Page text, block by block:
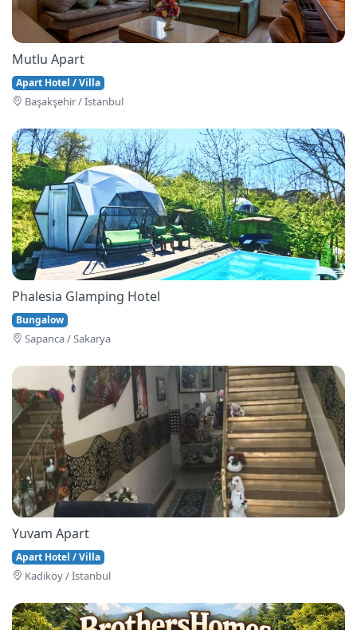
Mutlu Apart
Apart Hotel / Villa
Başakşehi̇r / İstanbul
Phalesia Glamping Hotel
Bungalow
Sapanca / Sakarya
Yuvam Apart
Apart Hotel / Villa
Kadiköy / İstanbul